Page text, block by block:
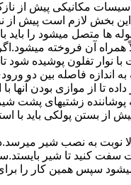
مکانیکی پیش از
این بخش لازم است پیش
متصل میشود را باید
آن فروخته
تفلون پوشیده شود
فاصله بین دو
تا از موازی بودن آنها
زشتیهای پشت
از بستن پولکی باید
به نصب شیر
سفت کنید تا شیر
میشود سپس همین کار